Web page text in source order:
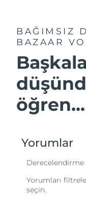
BAĞIMSIZ
BAZAAR
öğren...